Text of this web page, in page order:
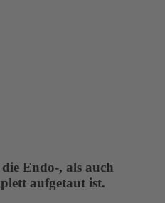
Endo-, als auch
aufgetaut ist.